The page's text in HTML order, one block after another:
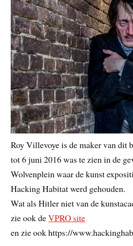
Roy Villevoye is de maker van dit
tot 6 juni 2016 was te zien in de
Wolvenplein waar de kunst
Hacking Habitat werd gehouden.
Wat als Hitler niet van de
zie ook deVPRO site
en zie ook https://